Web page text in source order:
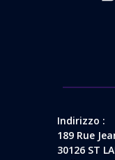
Indirizzo :
189 Rue
30126 ST